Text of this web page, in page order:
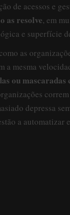
de acessos e
as resolve, em
e superfície
as
a mesma
ou mascaradas
depressa
a automatizar